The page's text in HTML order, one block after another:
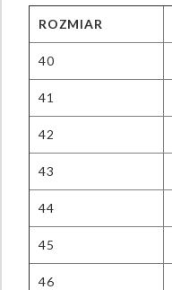
ROZMIAR
40
41
42
43
44
45
46